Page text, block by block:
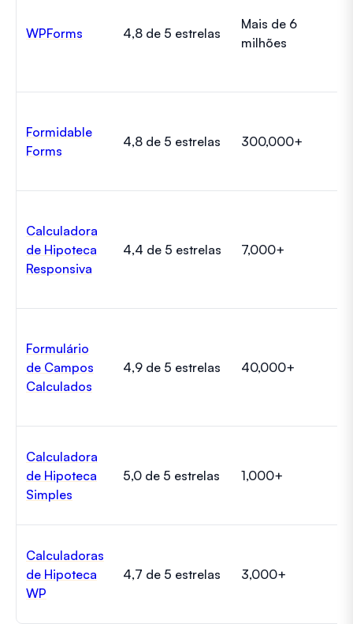
WPForms 4,8 de 5 estrelas
Mais de 6
milhões
Formidable
Forms
4,8 de 5 estrelas 300,000+
Calculadora
de Hipoteca
Responsiva
4,4 de 5 estrelas 7,000+
Formulário
de Campos
Calculados
4,9 de 5 estrelas 40,000+
Calculadora
de Hipoteca
Simples
5,0 de 5 estrelas 1,000+
Calculadoras
de Hipoteca
WP
4,7 de 5 estrelas 3,000+